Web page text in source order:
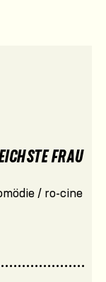
FRAU
/ ro-cine